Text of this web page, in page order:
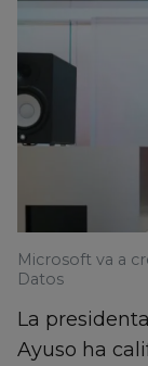
Microsoft va a
Datos
La
Ayuso ha